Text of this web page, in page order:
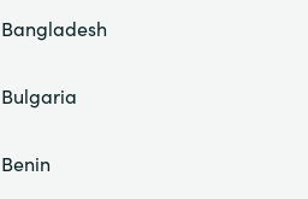
Bangladesh
Bulgaria
Benin